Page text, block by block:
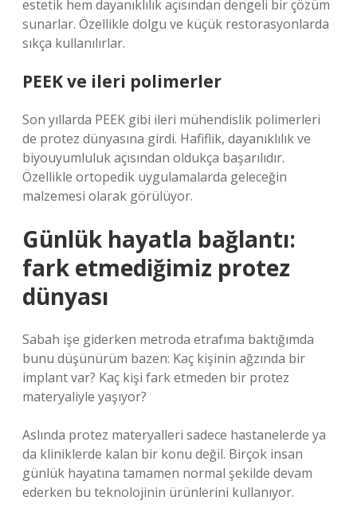
estetik hem dayanıklılık açısından dengeli bir çözüm
sunarlar. Özellikle dolgu ve küçük restorasyonlarda
sıkça kullanılırlar.
PEEK ve ileri polimerler
Son yıllarda PEEK gibi ileri mühendislik polimerleri
de protez dünyasına girdi. Hafiflik, dayanıklılık ve
biyouyumluluk açısından oldukça başarılıdır.
Özellikle ortopedik uygulamalarda geleceğin
malzemesi olarak görülüyor.
Günlük hayatla bağlantı:
fark etmediğimiz protez
dünyası
Sabah işe giderken metroda etrafıma baktığımda
bunu düşünürüm bazen: Kaç kişinin ağzında bir
implant var? Kaç kişi fark etmeden bir protez
materyaliyle yaşıyor?
Aslında protez materyalleri sadece hastanelerde ya
da kliniklerde kalan bir konu değil. Birçok insan
günlük hayatına tamamen normal şekilde devam
ederken bu teknolojinin ürünlerini kullanıyor.